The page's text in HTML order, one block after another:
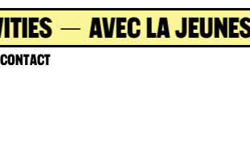
AVEC LA JEUNESSE
CONTACT